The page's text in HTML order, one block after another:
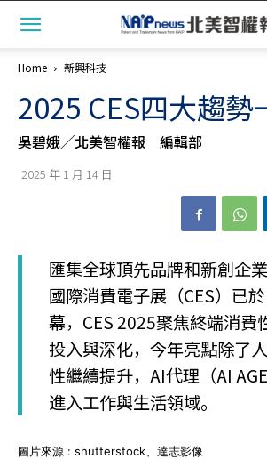
Home 新興科技
2025 CES四大趨
吳碧娥╱北美智權報 編輯部
2025 年 1 月 14 日
匯集全球頂先品牌和新創企
國際消費電子展（CES）已
幕，CES 2025聚焦終端消費
投入與深化，今年亮點除了
性繼續提升，AI代理（AI
進入工作與生活領域。
圖片來源 : shutterstock、達志影像